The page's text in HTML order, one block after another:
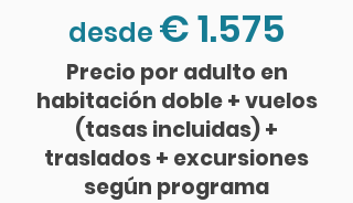
desde € 1.575
Precio por adulto en
habitación doble + vuelos
(tasas incluidas) +
traslados + excursiones
según programa